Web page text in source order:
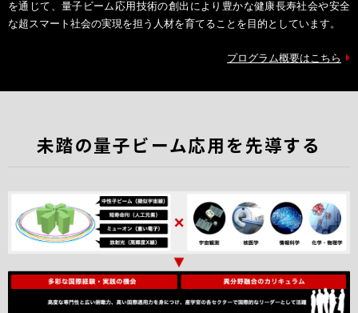
を通じて、量子ビーム応用技術の創出により豊かな健康長寿社会や安全
な超スマート社会の実現を担う人材を育てることを目的としています。
プログラム概要はこちら
未踏の量子ビーム応用を先導する